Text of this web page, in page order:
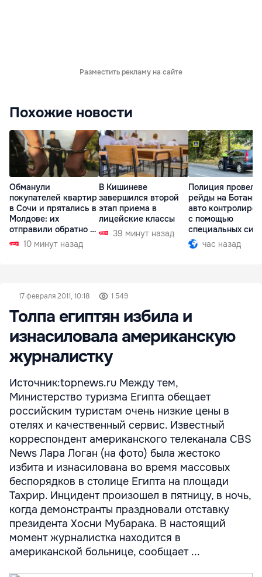
Разместить рекламу на сайте
Похожие новости
Обманули
покупателей квартир
в Сочи и прятались в
Молдове: их
отправили обратно в
РФ 10 минут назад
В Кишиневе
завершился второй
этап приема в
лицейские классы
39 минут назад
Полиция провела
рейды на
авто
с помощью
специальных
час назад
17 февраля 2011, 10:18 1 549
Толпа египтян избила и
изнасиловала американскую
журналистку
Источник:topnews.ru Между тем,
Министерство туризма Египта обещает
российским туристам очень низкие цены в
отелях и качественный сервис. Известный
корреспондент американского телеканала CBS
News Лара Логан (на фото) была жестоко
избита и изнасилована во время массовых
беспорядков в столице Египта на площади
Тахрир. Инцидент произошел в пятницу, в ночь,
когда демонстранты праздновали отставку
президента Хосни Мубарака. В настоящий
момент журналистка находится в
американской больнице, сообщает ...